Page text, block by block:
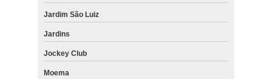
Jardim São Luiz
Jardins
Jockey Club
Moema